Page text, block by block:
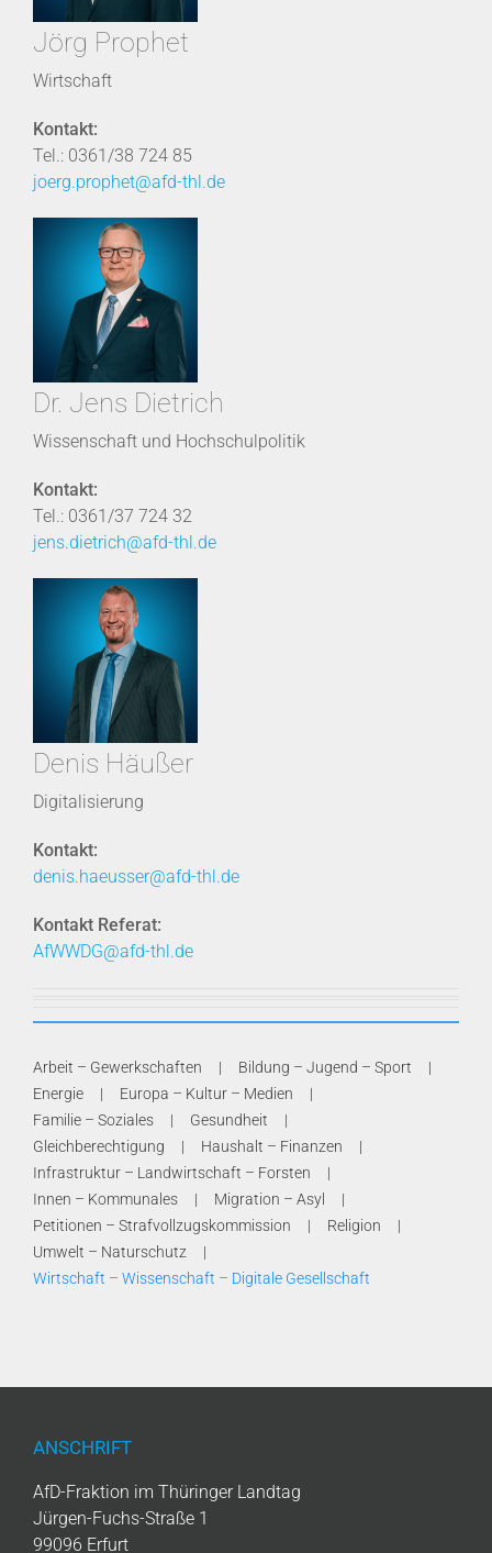
Jörg Prophet
Wirtschaft
Kontakt:
Tel.: 0361/38 724 85
joerg.prophet@afd-thl.de
Dr. Jens Dietrich
Wissenschaft und Hochschulpolitik
Kontakt:
Tel.: 0361/37 724 32
jens.dietrich@afd-thl.de
Denis Häußer
Digitalisierung
Kontakt:
denis.haeusser@afd-thl.de
Kontakt Referat:
AfWWDG@afd-thl.de
Arbeit – Gewerkschaften
Bildung – Jugend – Sport
Energie
Europa – Kultur – Medien
Familie – Soziales
Gesundheit
Gleichberechtigung
Haushalt – Finanzen
Infrastruktur – Landwirtschaft – Forsten
Innen – Kommunales
Migration – Asyl
Petitionen – Strafvollzugskommission
Religion
Umwelt – Naturschutz
Wirtschaft – Wissenschaft – Digitale Gesellschaft
ANSCHRIFT
AfD-Fraktion im Thüringer Landtag
Jürgen-Fuchs-Straße 1
99096 Erfurt